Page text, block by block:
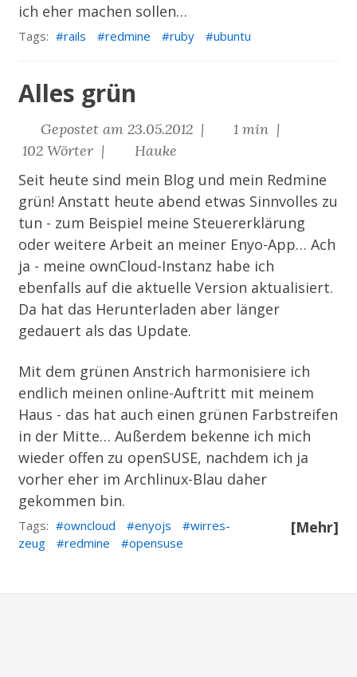
ich eher machen sollen…
Tags: rails redmine ruby ubuntu
Alles grün
Gepostet am 23.05.2012 |
1 min |
102 Wörter |
Hauke
Seit heute sind mein Blog und mein Redmine
grün! Anstatt heute abend etwas Sinnvolles zu
tun - zum Beispiel meine Steuererklärung
oder weitere Arbeit an meiner Enyo-App… Ach
ja - meine ownCloud-Instanz habe ich
ebenfalls auf die aktuelle Version aktualisiert.
Da hat das Herunterladen aber länger
gedauert als das Update.
Mit dem grünen Anstrich harmonisiere ich
endlich meinen online-Auftritt mit meinem
Haus - das hat auch einen grünen Farbstreifen
in der Mitte… Außerdem bekenne ich mich
wieder offen zu openSUSE, nachdem ich ja
vorher eher im Archlinux-Blau daher
gekommen bin.
[Mehr]
Tags: owncloud enyojs
wirres-
zeug
redmine opensuse